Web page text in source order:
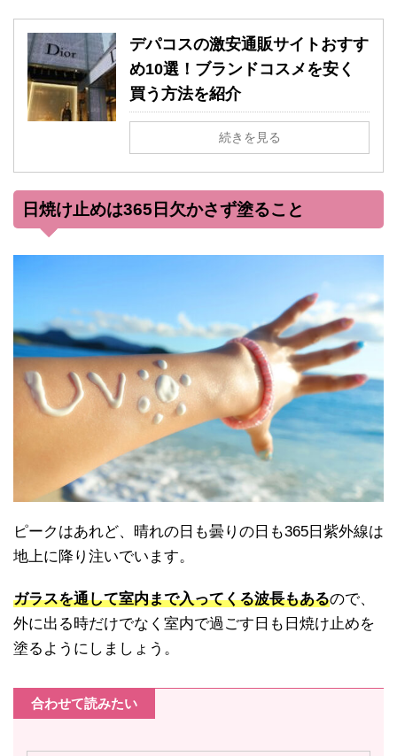
デパコスの激安通販サイトおすす
め10選！ブランドコスメを安く
買う方法を紹介
続きを見る
日焼け止めは365日欠かさず塗ること
ピークはあれど、晴れの日も曇りの日も365日紫外線は
地上に降り注いでいます。
ガラスを通して室内まで入ってくる波長もあるので、
外に出る時だけでなく室内で過ごす日も日焼け止めを
塗るようにしましょう。
合わせて読みたい